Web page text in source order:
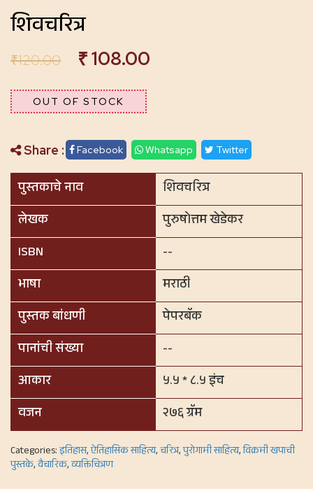
शिवचरित्र
₹120.00 ₹108.00
OUT OF STOCK
Share : Facebook Whatsapp Twitter
पुस्तकाचे नाव
शिवचरित्र
लेखक
पुरुषोत्तम खेडेकर
ISBN
--
भाषा
मराठी
पुस्तक बांधणी
पेपरबॅक
पानांची संख्या
--
आकार
५.५ * ८.५ इंच
वजन
२७६ ग्रॅम
Categories:इतिहास,ऐतिहासिक साहित्य,चरित्र,पुरोगामी साहित्य,विक्रमी खपाची
पुस्तके,वैचारिक,व्यक्तिचित्रण